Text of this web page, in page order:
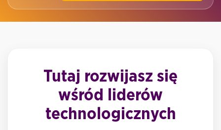
Tutaj rozwijasz się
wśród liderów
technologicznych